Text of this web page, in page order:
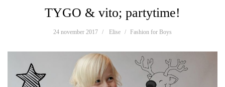
TYGO & vito; partytime!
24 november 2017 Elise Fashion for Boys